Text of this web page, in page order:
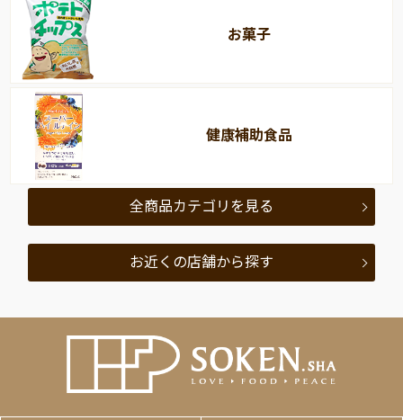
お菓子
健康補助食品
全商品カテゴリを見る
お近くの店舗から探す